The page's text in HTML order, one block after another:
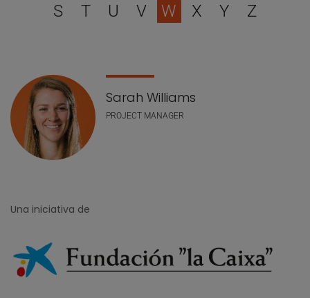
S
T U V W X Y Z
Lista de personal
Sarah Williams
PROJECT MANAGER
Una iniciativa de